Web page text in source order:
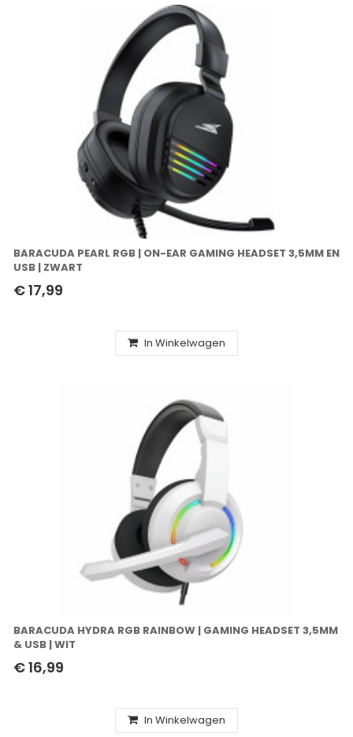
BARACUDA PEARL RGB | ON-EAR GAMING HEADSET 3,5MM EN
USB | ZWART
€ 17,99
In Winkelwagen
BARACUDA HYDRA RGB RAINBOW | GAMING HEADSET 3,5MM
& USB | WIT
€ 16,99
In Winkelwagen